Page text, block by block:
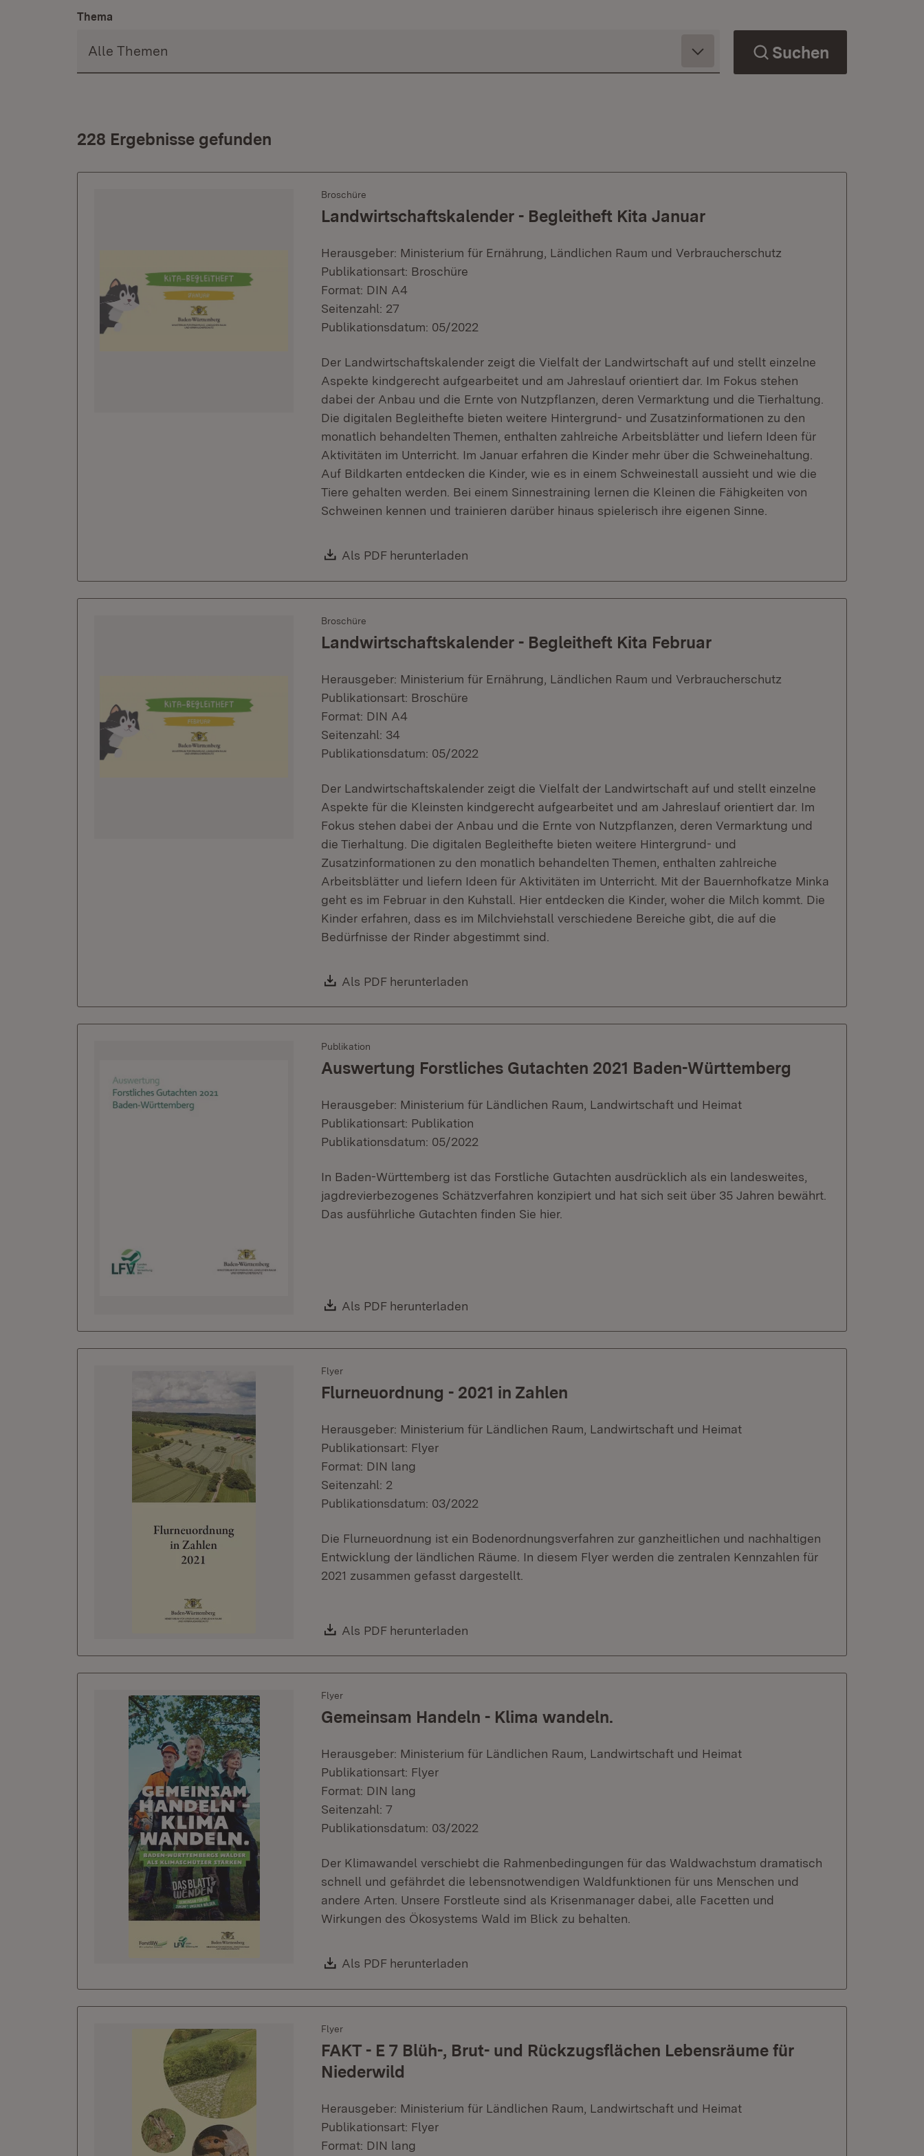
Thema
Suchen
228 Ergebnisse gefunden
Broschüre
Landwirtschaftskalender - Begleitheft Kita Januar
Herausgeber: Ministerium für Ernährung, Ländlichen Raum und Verbraucherschutz
Publikationsart: Broschüre
Format: DIN A4
Seitenzahl: 27
Publikationsdatum: 05/2022
Der Landwirtschaftskalender zeigt die Vielfalt der Landwirtschaft auf und stellt einzelne
Aspekte kindgerecht aufgearbeitet und am Jahreslauf orientiert dar. Im Fokus stehen
dabei der Anbau und die Ernte von Nutzpflanzen, deren Vermarktung und die Tierhaltung.
Die digitalen Begleithefte bieten weitere Hintergrund- und Zusatzinformationen zu den
monatlich behandelten Themen, enthalten zahlreiche Arbeitsblätter und liefern Ideen für
Aktivitäten im Unterricht. Im Januar erfahren die Kinder mehr über die Schweinehaltung.
Auf Bildkarten entdecken die Kinder, wie es in einem Schweinestall aussieht und wie die
Tiere gehalten werden. Bei einem Sinnestraining lernen die Kleinen die Fähigkeiten von
Schweinen kennen und trainieren darüber hinaus spielerisch ihre eigenen Sinne.
Download:
Als PDF herunterladen
Broschüre
Landwirtschaftskalender - Begleitheft Kita Februar
Herausgeber: Ministerium für Ernährung, Ländlichen Raum und Verbraucherschutz
Publikationsart: Broschüre
Format: DIN A4
Seitenzahl: 34
Publikationsdatum: 05/2022
Der Landwirtschaftskalender zeigt die Vielfalt der Landwirtschaft auf und stellt einzelne
Aspekte für die Kleinsten kindgerecht aufgearbeitet und am Jahreslauf orientiert dar. Im
Fokus stehen dabei der Anbau und die Ernte von Nutzpflanzen, deren Vermarktung und
die Tierhaltung. Die digitalen Begleithefte bieten weitere Hintergrund- und
Zusatzinformationen zu den monatlich behandelten Themen, enthalten zahlreiche
Arbeitsblätter und liefern Ideen für Aktivitäten im Unterricht. Mit der Bauernhofkatze Minka
geht es im Februar in den Kuhstall. Hier entdecken die Kinder, woher die Milch kommt. Die
Kinder erfahren, dass es im Milchviehstall verschiedene Bereiche gibt, die auf die
Bedürfnisse der Rinder abgestimmt sind.
Download:
Als PDF herunterladen
Publikation
Auswertung Forstliches Gutachten 2021 Baden-Württemberg
Herausgeber: Ministerium für Ländlichen Raum, Landwirtschaft und Heimat
Publikationsart: Publikation
Publikationsdatum: 05/2022
In Baden-Württemberg ist das Forstliche Gutachten ausdrücklich als ein landesweites,
jagdrevierbezogenes Schätzverfahren konzipiert und hat sich seit über 35 Jahren bewährt.
Das ausführliche Gutachten finden Sie hier.
Download:
Als PDF herunterladen
Flyer
Flurneuordnung - 2021 in Zahlen
Herausgeber: Ministerium für Ländlichen Raum, Landwirtschaft und Heimat
Publikationsart: Flyer
Format: DIN lang
Seitenzahl: 2
Publikationsdatum: 03/2022
Die Flurneuordnung ist ein Bodenordnungsverfahren zur ganzheitlichen und nachhaltigen
Entwicklung der ländlichen Räume. In diesem Flyer werden die zentralen Kennzahlen für
2021 zusammen gefasst dargestellt.
Download:
Als PDF herunterladen
Flyer
Gemeinsam Handeln - Klima wandeln.
Herausgeber: Ministerium für Ländlichen Raum, Landwirtschaft und Heimat
Publikationsart: Flyer
Format: DIN lang
Seitenzahl: 7
Publikationsdatum: 03/2022
Der Klimawandel verschiebt die Rahmenbedingungen für das Waldwachstum dramatisch
schnell und gefährdet die lebensnotwendigen Waldfunktionen für uns Menschen und
andere Arten. Unsere Forstleute sind als Krisenmanager dabei, alle Facetten und
Wirkungen des Ökosystems Wald im Blick zu behalten.
Download:
Als PDF herunterladen
Flyer
FAKT - E 7 Blüh-, Brut- und Rückzugsflächen Lebensräume für
Niederwild
Herausgeber: Ministerium für Ländlichen Raum, Landwirtschaft und Heimat
Publikationsart: Flyer
Format: DIN lang